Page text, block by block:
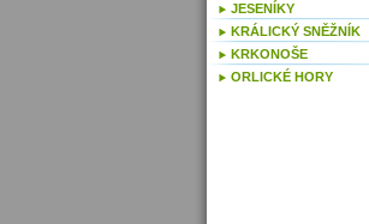
JESENÍKY
KRÁLICKÝ SNĚŽNÍK
KRKONOŠE
ORLICKÉ HORY